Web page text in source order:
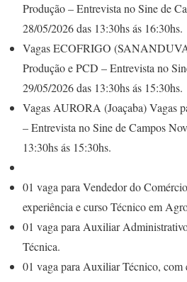
Produção – Entrevista no Sine de
28/05/2026 das 13:30hs ás 16:30hs.
Vagas ECOFRIGO
Produção e PCD – Entrevista no
29/05/2026 das 13:30hs ás 15:30hs.
Vagas AURORA (Joaçaba) Vagas
– Entrevista no Sine de Campos
13:30hs ás 15:30hs.
01 vaga para Vendedor do
experiência e curso Técnico em
01 vaga para Auxiliar
Técnica.
01 vaga para Auxiliar Técnico, com